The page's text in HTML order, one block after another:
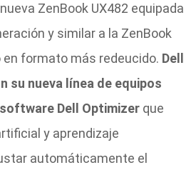
ZenBook UX482 equipada
y similar a la ZenBook
en formato más redeucido. Dell
su nueva línea de equipos
Dell Optimizer que
y aprendizaje
automáticamente el